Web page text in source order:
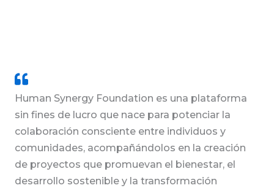
Human Synergy Foundation es una plataforma
sin fines de lucro que nace para potenciar la
colaboración consciente entre individuos y
comunidades, acompañándolos en la creación
de proyectos que promuevan el bienestar, el
desarrollo sostenible y la transformación